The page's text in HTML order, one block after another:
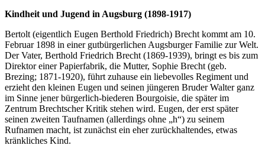
Kindheit und Jugend in Augsburg (1898-1917)
Bertolt (eigentlich Eugen Berthold Friedrich) Brecht kommt am 10.
Februar 1898 in einer gutbürgerlichen Augsburger Familie zur Welt.
Der Vater, Berthold Friedrich Brecht (1869-1939), bringt es bis zum
Direktor einer Papierfabrik, die Mutter, Sophie Brecht (geb.
Brezing; 1871-1920), führt zuhause ein liebevolles Regiment und
erzieht den kleinen Eugen und seinen jüngeren Bruder Walter ganz
im Sinne jener bürgerlich-biederen Bourgoisie, die später im
Zentrum Brechtscher Kritik stehen wird. Eugen, der erst später
seinen zweiten Taufnamen (allerdings ohne „h“) zu seinem
Rufnamen macht, ist zunächst ein eher zurückhaltendes, etwas
kränkliches Kind.